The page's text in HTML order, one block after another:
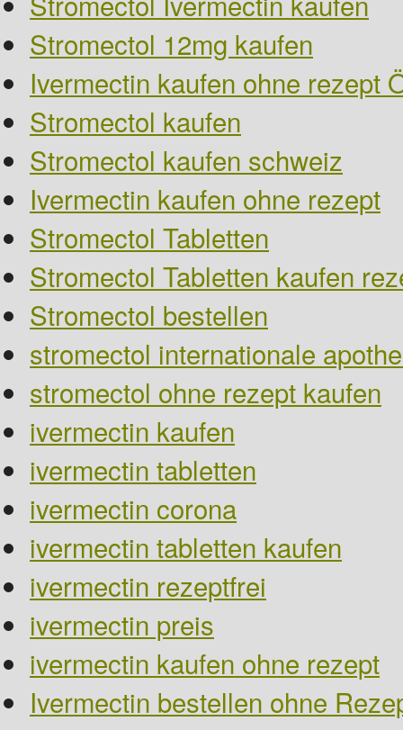
Stromectol 12mg kaufen
Ivermectin kaufen ohne rezept
Stromectol kaufen
Stromectol kaufen schweiz
Ivermectin kaufen ohne rezept
Stromectol Tabletten
Stromectol Tabletten kaufen
Stromectol bestellen
stromectol internationale
stromectol ohne rezept kaufen
ivermectin kaufen
ivermectin tabletten
ivermectin corona
ivermectin tabletten kaufen
ivermectin rezeptfrei
ivermectin preis
ivermectin kaufen ohne rezept
Ivermectin bestellen ohne